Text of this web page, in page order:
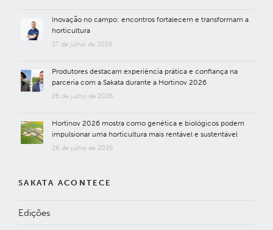
Inovação no campo: encontros fortalecem e transformam a
horticultura
27 de julho de 2026
Produtores destacam experiência prática e confiança na
parceria com a Sakata durante a Hortinov 2026
26 de julho de 2026
Hortinov 2026 mostra como genética e biológicos podem
impulsionar uma horticultura mais rentável e sustentável
26 de julho de 2026
SAKATA ACONTECE
Edições